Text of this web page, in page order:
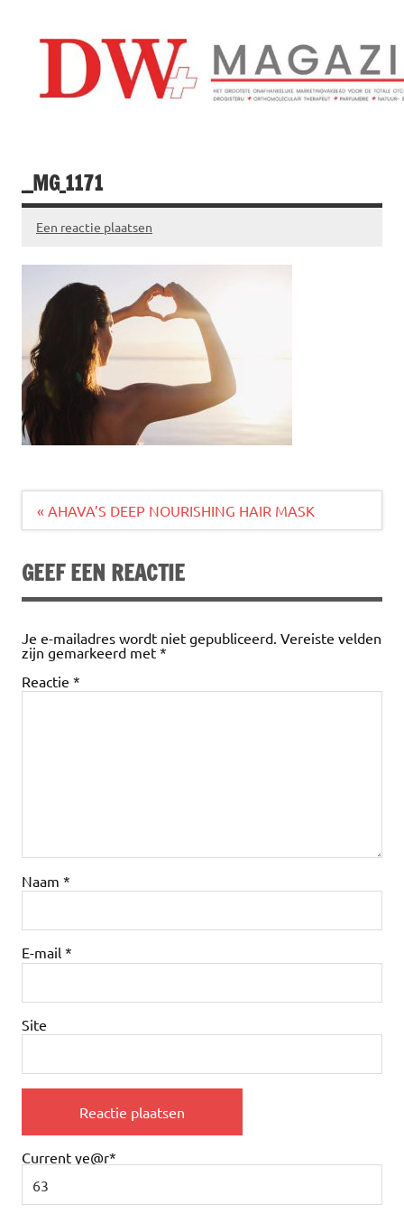
inhoud
__MG_1171
Een reactie plaatsen
Bericht
« AHAVA’S DEEP NOURISHING HAIR MASK
GEEF EEN REACTIE
Je e-mailadres wordt niet gepubliceerd. Vereiste velden
zijn gemarkeerd met *
Reactie *
Naam *
E-mail *
Site
Current ye@r*